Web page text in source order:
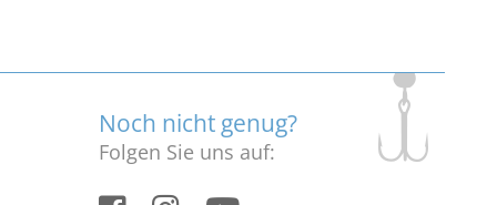
Noch nicht genug?
Folgen Sie uns auf: